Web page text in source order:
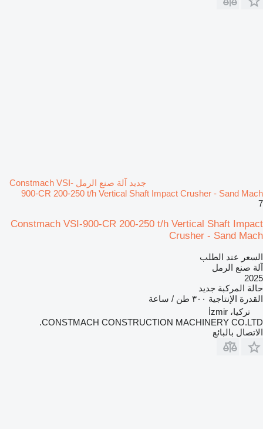
جديد آلة صنع الرمل Constmach VSI-
900-CR 200-250 t/h Vertical Shaft Impact Crusher - Sand Mach
7
Constmach VSI-900-CR 200-250 t/h Vertical Shaft Impact
Crusher - Sand Mach
السعر عند الطلب
آلة صنع الرمل
2025
حالة المركبة جديد
القدرة الإنتاجية ٣٠٠ طن / ساعة
تركيا، İzmir
CONSTMACH CONSTRUCTION MACHINERY CO.LTD.
الاتصال بالبائع